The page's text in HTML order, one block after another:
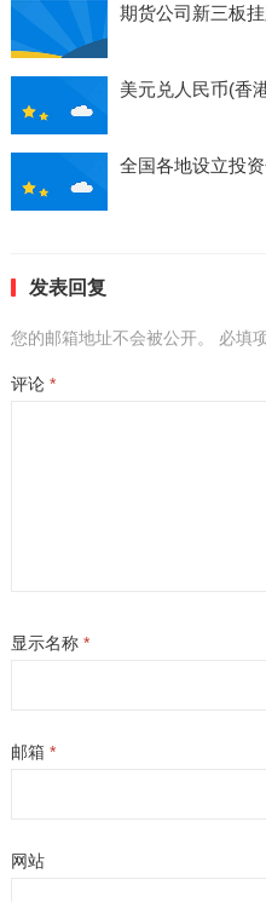
期货公司新三板
美元兑人民币(香
全国各地设立投
发表回复
您的邮箱地址不会被公开。 必填
评论 *
显示名称 *
邮箱 *
网站